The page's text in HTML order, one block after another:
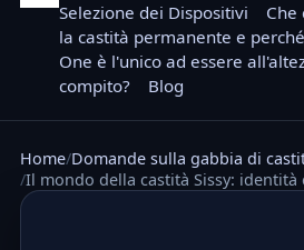
Selezione dei Dispositivi
Che
la castità permanente e
One è l'unico ad essere
compito?
Blog
Home Domande sulla gabbia di
Il mondo della castità Sissy: identità